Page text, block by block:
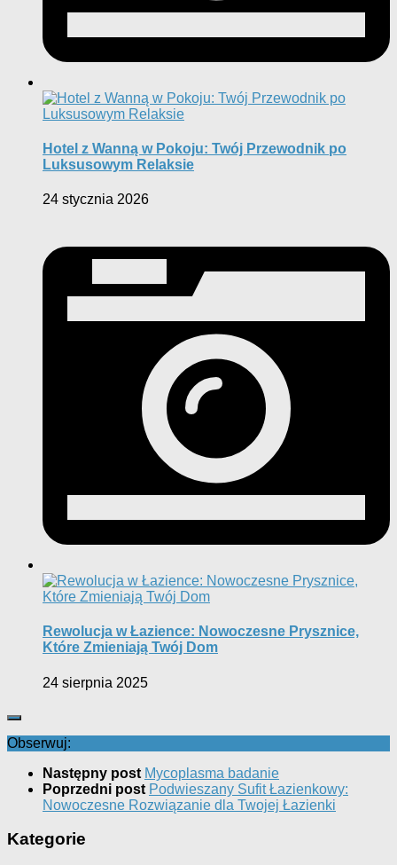
Hotel z Wanną w Pokoju: Twój Przewodnik po
Luksusowym Relaksie
24 stycznia 2026
Rewolucja w Łazience: Nowoczesne Prysznice,
Które Zmieniają Twój Dom
24 sierpnia 2025
Obserwuj:
Następny post Mycoplasma badanie
Poprzedni post Podwieszany Sufit Łazienkowy:
Nowoczesne Rozwiązanie dla Twojej Łazienki
Kategorie